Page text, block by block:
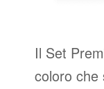
Il Set
coloro